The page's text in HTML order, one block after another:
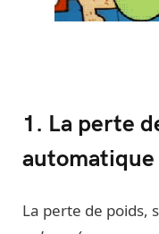
1. La perte
automatique
La perte de poids,